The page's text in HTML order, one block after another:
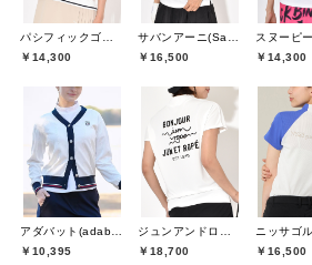
￥14,300
￥16,500
￥14,300
￥10,395
￥18,700
￥16,500